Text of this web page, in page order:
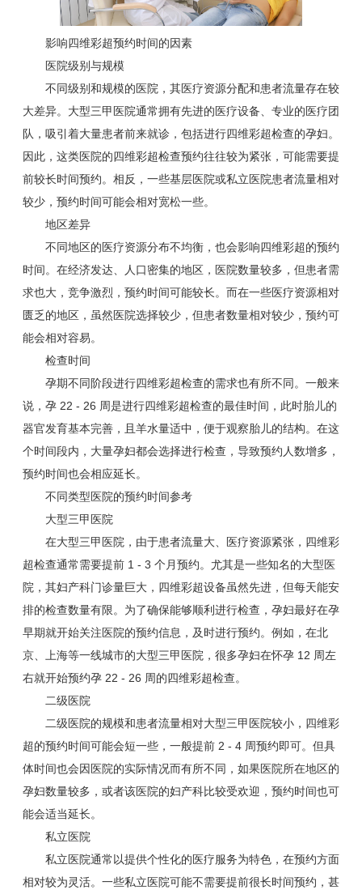
影响四维彩超预约时间的因素
医院级别与规模
不同级别和规模的医院，其医疗资源分配和患者流量存在较
大差异。大型三甲医院通常拥有先进的医疗设备、专业的医疗团
队，吸引着大量患者前来就诊，包括进行四维彩超检查的孕妇。
因此，这类医院的四维彩超检查预约往往较为紧张，可能需要提
前较长时间预约。相反，一些基层医院或私立医院患者流量相对
较少，预约时间可能会相对宽松一些。
地区差异
不同地区的医疗资源分布不均衡，也会影响四维彩超的预约
时间。在经济发达、人口密集的地区，医院数量较多，但患者需
求也大，竞争激烈，预约时间可能较长。而在一些医疗资源相对
匮乏的地区，虽然医院选择较少，但患者数量相对较少，预约可
能会相对容易。
检查时间
孕期不同阶段进行四维彩超检查的需求也有所不同。一般来
说，孕 22 - 26 周是进行四维彩超检查的最佳时间，此时胎儿的
器官发育基本完善，且羊水量适中，便于观察胎儿的结构。在这
个时间段内，大量孕妇都会选择进行检查，导致预约人数增多，
预约时间也会相应延长。
不同类型医院的预约时间参考
大型三甲医院
在大型三甲医院，由于患者流量大、医疗资源紧张，四维彩
超检查通常需要提前 1 - 3 个月预约。尤其是一些知名的大型医
院，其妇产科门诊量巨大，四维彩超设备虽然先进，但每天能安
排的检查数量有限。为了确保能够顺利进行检查，孕妇最好在孕
早期就开始关注医院的预约信息，及时进行预约。例如，在北
京、上海等一线城市的大型三甲医院，很多孕妇在怀孕 12 周左
右就开始预约孕 22 - 26 周的四维彩超检查。
二级医院
二级医院的规模和患者流量相对大型三甲医院较小，四维彩
超的预约时间可能会短一些，一般提前 2 - 4 周预约即可。但具
体时间也会因医院的实际情况而有所不同，如果医院所在地区的
孕妇数量较多，或者该医院的妇产科比较受欢迎，预约时间也可
能会适当延长。
私立医院
私立医院通常以提供个性化的医疗服务为特色，在预约方面
相对较为灵活。一些私立医院可能不需要提前很长时间预约，甚